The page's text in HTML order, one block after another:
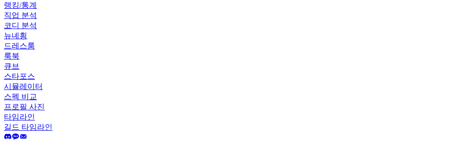
랭킹/통계
직업 분석
코디 분석
뉴녜힁
드레스룸
룩북
큐브
스타포스
시뮬레이터
스펙 비교
프로필 사진
타임라인
길드 타임라인